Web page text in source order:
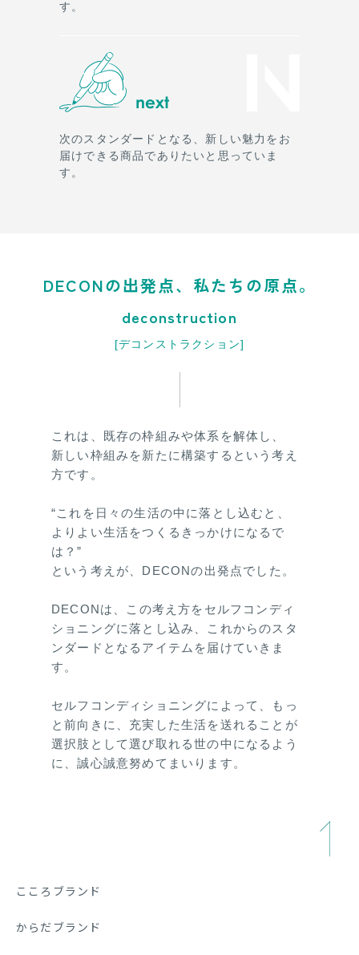
す。
次のスタンダードとなる、新しい魅力をお
届けできる商品でありたいと思っていま
す。
DECONの出発点、私たちの原点。
deconstruction
[デコンストラクション]
これは、既存の枠組みや体系を解体し、
新しい枠組みを新たに構築するという考え
方です。
“これを日々の生活の中に落とし込むと、
よりよい生活をつくるきっかけになるで
は？”
という考えが、DECONの出発点でした。
DECONは、この考え方をセルフコンディ
ショニングに落とし込み、これからのスタ
ンダードとなるアイテムを届けていきま
す。
セルフコンディショニングによって、もっ
と前向きに、充実した生活を送れることが
選択肢として選び取れる世の中になるよう
に、誠心誠意努めてまいります。
こころブランド
からだブランド